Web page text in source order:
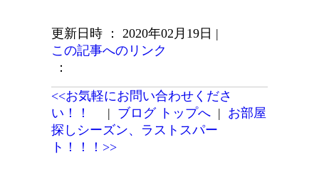
更新日時 ： 2020年02月19日 |
この記事へのリンク
：
<<お気軽にお問い合わせくださ
い！！
| ブログ トップへ | お部屋
探しシーズン、ラストスパー
ト！！！>>